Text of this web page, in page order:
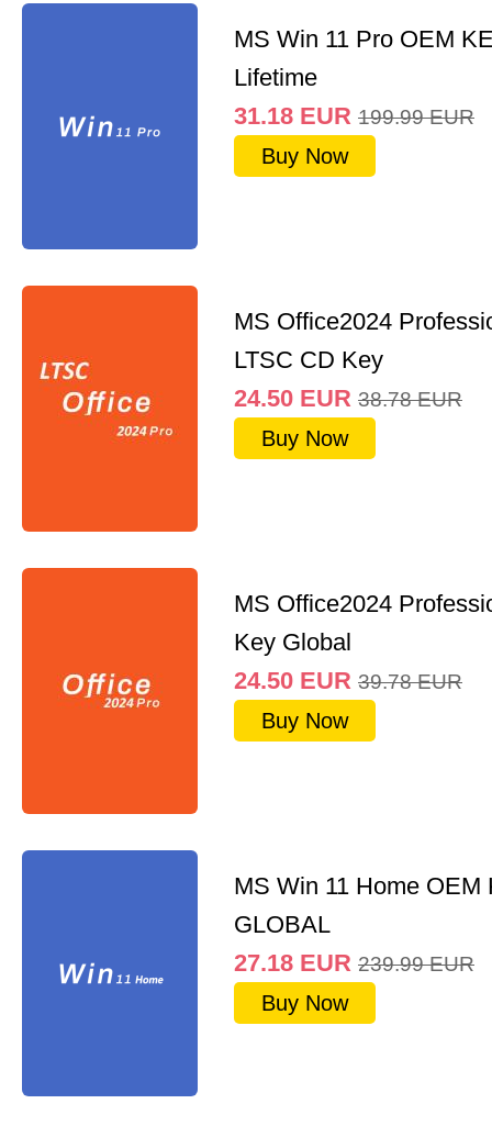
MS Win 11 Pro OEM
Lifetime
31.18 EUR 199.99 EUR
Buy Now
MS Office2024
LTSC CD Key
24.50 EUR 38.78 EUR
Buy Now
MS Office2024
Key Global
24.50 EUR 39.78 EUR
Buy Now
MS Win 11 Home OEM
GLOBAL
27.18 EUR 239.99 EUR
Buy Now